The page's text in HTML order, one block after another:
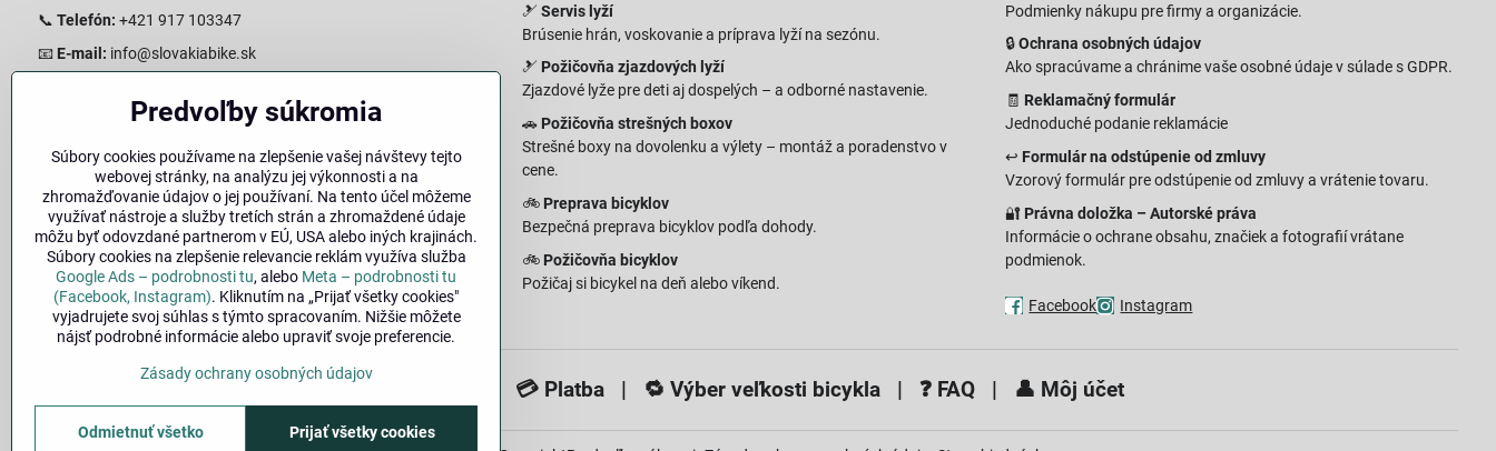
📞 Telefón: +421 917 103347
📧 E-mail: info@slovakiabike.sk
Pondelok–Piatok: 08:00–17:00 Streda 08:00-16:00
Nedeľa: Zatvorené
👉Zobraziť predajňu na mape(Google Maps trasa)
🎿 Servis lyží
Brúsenie hrán, voskovanie a príprava lyží na sezónu.
🎿 Požičovňa zjazdových lyží
Zjazdové lyže pre deti aj dospelých – a odborné nastavenie.
🚗 Požičovňa strešných boxov
Strešné boxy na dovolenku a výlety – montáž a poradenstvo v
cene.
🚲 Preprava bicyklov
Bezpečná preprava bicyklov podľa dohody.
🚲 Požičovňa bicyklov
Požičaj si bicykel na deň alebo víkend.
Podmienky nákupu pre firmy a organizácie.
🔒Ochrana osobných údajov
Ako spracúvame a chránime vaše osobné údaje v súlade s GDPR.
🧾 Reklamačný formulár
Jednoduché podanie reklamácie
↩️ Formulár na odstúpenie od zmluvy
Vzorový formulár pre odstúpenie od zmluvy a vrátenie tovaru.
🔐 Právna doložka – Autorské práva
Informácie o ochrane obsahu, značiek a fotografií vrátane
podmienok.
Facebook Instagram
| 💳 Platba | 🔁Výber veľkosti bicykla | ❓ FAQ | 👤 Môj účet
Predvoľby súkromia
Súbory cookies používame na zlepšenie vašej návštevy tejto
webovej stránky, na analýzu jej výkonnosti a na
zhromažďovanie údajov o jej používaní. Na tento účel môžeme
využívať nástroje a služby tretích strán a zhromaždené údaje
môžu byť odovzdané partnerom v EÚ, USA alebo iných krajinách.
Súbory cookies na zlepšenie relevancie reklám využíva služba
Google Ads – podrobnosti tu, alebo Meta – podrobnosti tu
(Facebook, Instagram). Kliknutím na „Prijať všetky cookies"
vyjadrujete svoj súhlas s týmto spracovaním. Nižšie môžete
nájsť podrobné informácie alebo upraviť svoje preferencie.
Zásady ochrany osobných údajov
Prijať všetky cookies
Odmietnuť všetko